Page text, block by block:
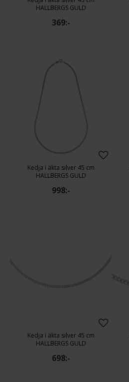
HALLBERGS GULD
369:-
Kedja i äkta silver 45 cm
HALLBERGS GULD
998:-
Kedja i äkta silver 45 cm
HALLBERGS GULD
698:-